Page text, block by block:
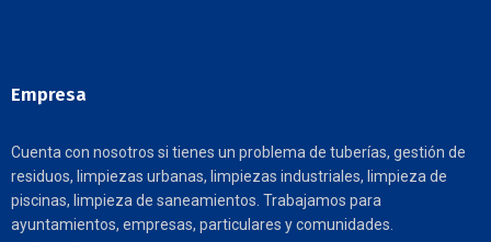
Empresa
Cuenta con nosotros si tienes un problema de tuberías, gestión de
residuos, limpiezas urbanas, limpiezas industriales, limpieza de
piscinas, limpieza de saneamientos. Trabajamos para
ayuntamientos, empresas, particulares y comunidades.